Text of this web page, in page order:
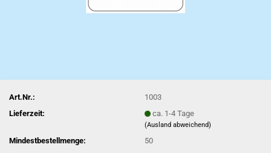
Art.Nr.:
1003
Lieferzeit:
ca. 1-4 Tage
(Ausland abweichend)
Mindestbestellmenge: 50